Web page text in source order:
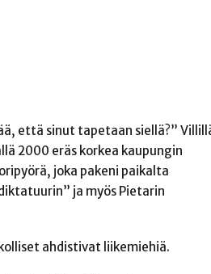
että sinut tapetaan siellä?”
2000 eräs korkea kaupungin
joka pakeni paikalta
ja myös Pietarin
ahdistivat liikemiehiä.